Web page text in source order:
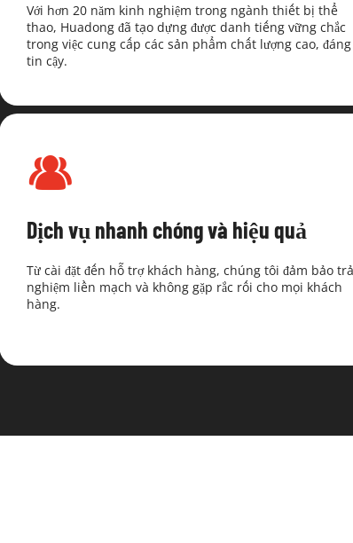
Với hơn 20 năm kinh nghiệm trong ngành thiết bị thể
thao, Huadong đã tạo dựng được danh tiếng vững chắc
trong việc cung cấp các sản phẩm chất lượng cao, đáng
tin cậy.
Dịch vụ nhanh chóng và hiệu quả
Từ cài đặt đến hỗ trợ khách hàng, chúng tôi đảm bảo
nghiệm liền mạch và không gặp rắc rối cho mọi khách
hàng.